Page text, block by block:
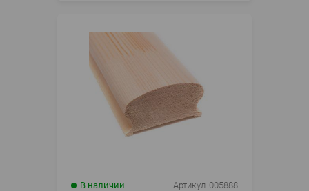
В наличии Артикул 005888